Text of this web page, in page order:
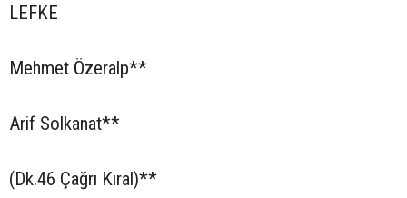
LEFKE
Mehmet Özeralp**
Arif Solkanat**
(Dk.46 Çağrı Kıral)**